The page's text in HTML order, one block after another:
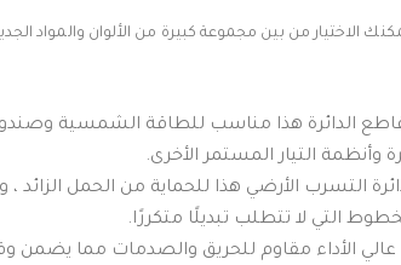
الاختيار من بين مجموعة كبيرة من الألوان والمواد
الدائرة هذا مناسب للطاقة الشمسية
وأنظمة التيار المستمر الأخرى.
التسرب الأرضي هذا للحماية من الحمل الزائد
التي لا تتطلب تبديلًا متكررًا.
الأداء مقاوم للحريق والصدمات مما يضمن